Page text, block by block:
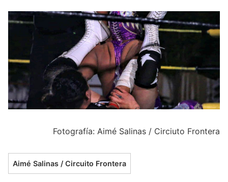
Fotografía: Aimé Salinas / Circiuto Frontera
Aimé Salinas / Circuito Frontera